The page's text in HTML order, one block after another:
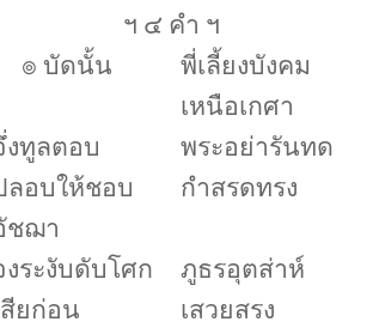
ฯ ๔ คำ ฯ
๏ บัดนั้น
พี่เลี้ยงบังคม
เหนือเกศา
งทูลตอบ
ลอบให้ชอบ
ชฌา
พระอย่ารันทด
กำสรดทรง
งระงับดับโศก
สียก่อน
ภูธรอุตส่าห์
เสวยสรง